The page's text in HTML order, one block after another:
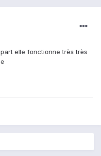
elle fonctionne très très